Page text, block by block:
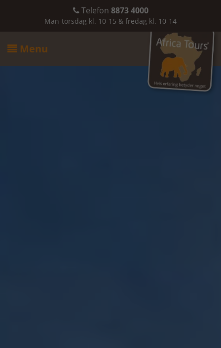
Telefon 8873 4000
Man-torsdag kl. 10-15 & fredag kl. 10-14
 Menu